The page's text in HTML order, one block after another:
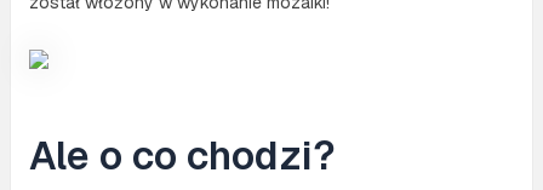
Ale o co chodzi?